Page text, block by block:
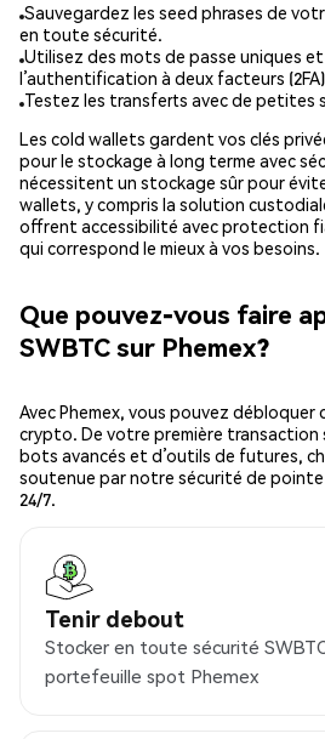
Sauvegardez les seed phrases de
en toute sécurité.
Utilisez des mots de passe uniques
l’authentification à deux facteurs
Testez les transferts avec de petites
Les cold wallets gardent vos clés
pour le stockage à long terme avec
nécessitent un stockage sûr pour
wallets, y compris la solution
offrent accessibilité avec protection
qui correspond le mieux à vos besoins.
Que pouvez-vous faire
SWBTC sur Phemex?
Avec Phemex, vous pouvez
crypto. De votre première transaction
bots avancés et d’outils de futures,
soutenue par notre sécurité de
24/7.
Tenir debout
Stocker en toute sécurité
portefeuille spot Phemex